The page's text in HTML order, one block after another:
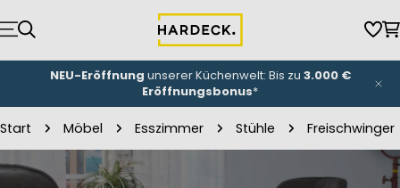
Inhalt
springen
NEU-Eröffnung unserer Küchenwelt: Bis zu 3.000 €
Eröffnungsbonus*
Start Möbel Esszimmer Stühle Freischwinger